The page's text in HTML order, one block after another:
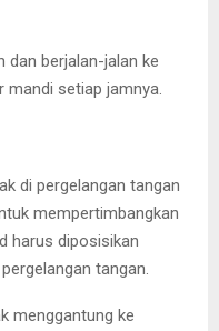
dan berjalan-jalan ke
setiap jamnya.
di pergelangan tangan
mempertimbangkan
harus diposisikan
tangan.
menggantung ke